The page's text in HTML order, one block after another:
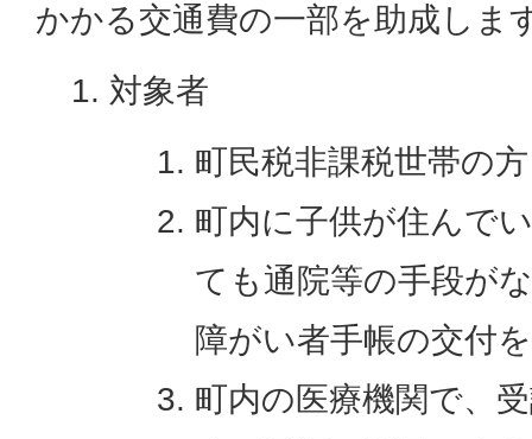
かかる交通費の一部を助成しま
対象者
町民税非課税世帯の方
町内に子供が住んで
ても通院等の手段が
障がい者手帳の交付
町内の医療機関で、